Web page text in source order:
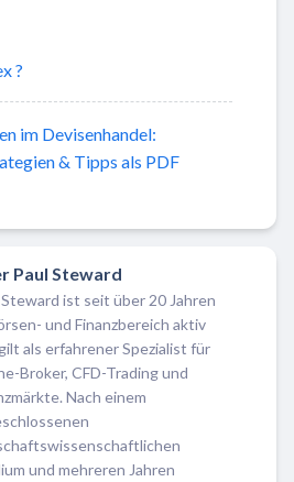
?
im Devisenhandel:
& Tipps als PDF
Paul Steward
Steward ist seit über 20 Jahren
und Finanzbereich aktiv
als erfahrener Spezialist für
Broker, CFD-Trading und
Nach einem
und mehreren Jahren